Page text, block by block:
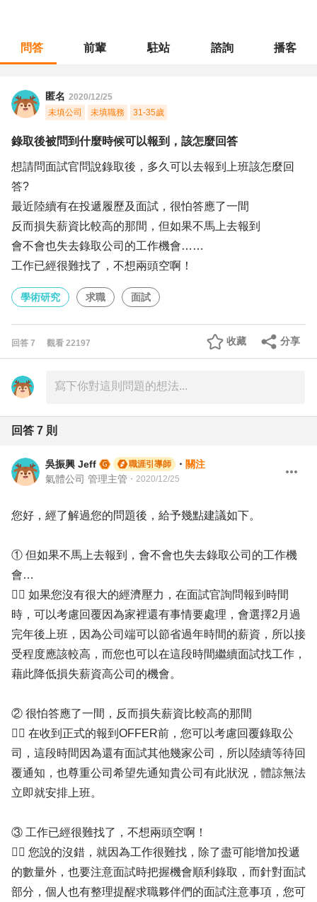
問答 前輩 駐站 諮詢 播客
匿名 2020/12/25
未填公司
未填職務 31-35歲
錄取後被問到什麼時候可以報到，該怎麼回答
想請問面試官問說錄取後，多久可以去報到上班該怎麼回
答?
最近陸續有在投遞履歷及面試，很怕答應了一間
反而損失薪資比較高的那間，但如果不馬上去報到
會不會也失去錄取公司的工作機會……
工作已經很難找了，不想兩頭空啊！
學術研究 求職 面試
回答 7 觀看 22197 分享
收藏
回答 7 則
吳振興 Jeff 職涯引導師 ・ 關注
氣體公司 管理主管 ・ 2020/12/25
您好，經了解過您的問題後，給予幾點建議如下。
① 但如果不馬上去報到，會不會也失去錄取公司的工作機
會…
✍🏻 如果您沒有很大的經濟壓力，在面試官詢問報到時間
時，可以考慮回覆因為家裡還有事情要處理，會選擇2月過
完年後上班，因為公司端可以節省過年時間的薪資，所以接
受程度應該較高，而您也可以在這段時間繼續面試找工作，
藉此降低損失薪資高公司的機會。
② 很怕答應了一間，反而損失薪資比較高的那間
✍🏻 在收到正式的報到OFFER前，您可以考慮回覆錄取公
司，這段時間因為還有面試其他幾家公司，所以陸續等待回
覆通知，也尊重公司希望先通知貴公司有此狀況，體諒無法
立即就安排上班。
③ 工作已經很難找了，不想兩頭空啊！
✍🏻 您說的沒錯，就因為工作很難找，除了盡可能增加投遞
的數量外，也要注意面試時把握機會順利錄取，而針對面試
部分，個人也有整理提醒求職夥伴們的面試注意事項，您可